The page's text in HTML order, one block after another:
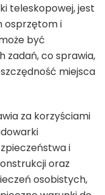
teleskopowej, jest
osprzętom i
być
zadań, co sprawia,
miejsca
za korzyściami
i
oraz
osobistych,